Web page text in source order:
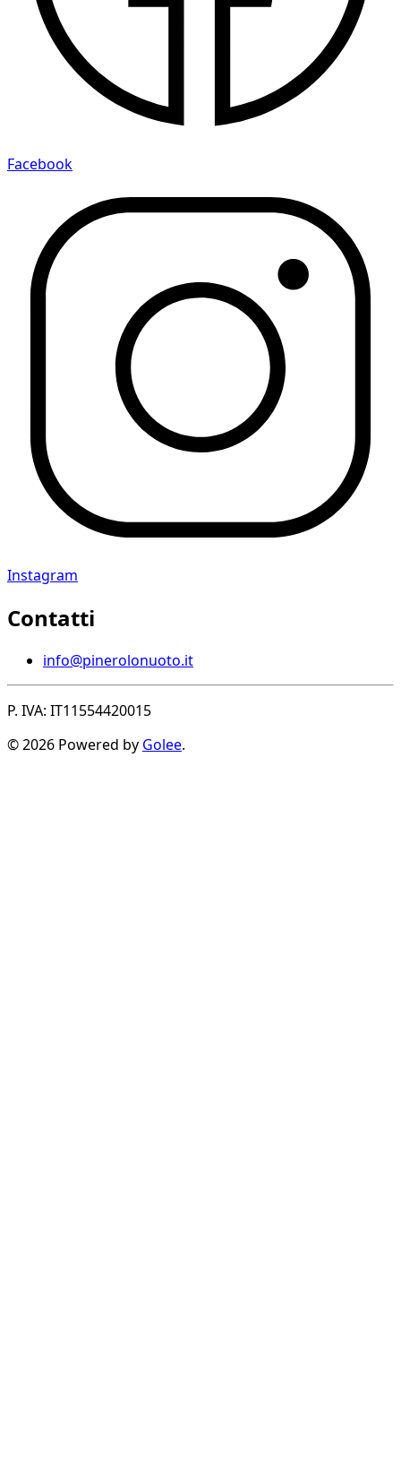
Facebook
Instagram
Contatti
info@pinerolonuoto.it
P. IVA: IT11554420015
© 2026 Powered by Golee.